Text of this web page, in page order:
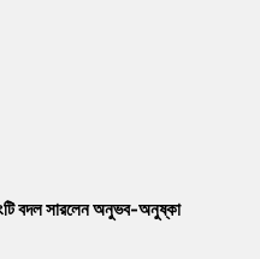
বদল সারলেন অনুভব-অনুষ্কা